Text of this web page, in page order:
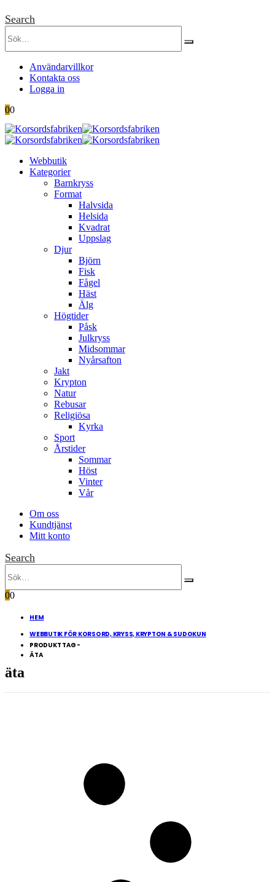
Search
Användarvillkor
Kontakta oss
Logga in
00
Webbutik
Kategorier
Barnkryss
Format
Halvsida
Helsida
Kvadrat
Uppslag
Djur
Björn
Fisk
Fågel
Häst
Älg
Högtider
Påsk
Julkryss
Midsommar
Nyårsafton
Jakt
Krypton
Natur
Rebusar
Religiösa
Kyrka
Sport
Årstider
Sommar
Höst
Vinter
Vår
Om oss
Kundtjänst
Mitt konto
Search
00
HEM
WEBBUTIK FÖR KORSORD, KRYSS, KRYPTON & SUDOKUN
PRODUKT TAG -
ÄTA
äta